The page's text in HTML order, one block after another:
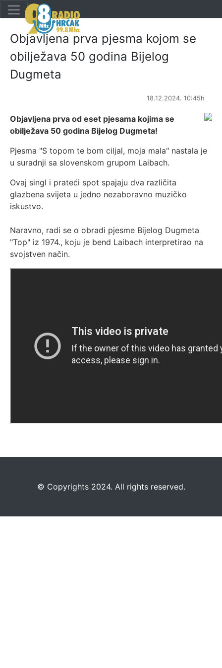
Objavljena prva pjesma kojom se
obilježava 50 godina Bijelog
Dugmeta
18.12.2024. 10:45h
Objavljena prva od eset pjesama kojima se
obilježava 50 godina Bijelog Dugmeta!
Pjesma "S topom te bom ciljal, moja mala" nastala je
u suradnji sa slovenskom grupom Laibach.
Ovaj singl i prateći spot spajaju dva različita
glazbena svijeta u jedno nezaboravno muzičko
iskustvo.
Naravno, radi se o obradi pjesme Bijelog Dugmeta
"Top" iz 1974., koju je bend Laibach interpretirao na
svojstven način.
©️ Copyrights 2024. All rights reserved.